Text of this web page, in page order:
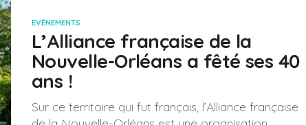
EVÈNEMENTS
L’Alliance française de la
Nouvelle-Orléans a fêté ses 40
ans !
Sur ce territoire qui fut français, l’Alliance française